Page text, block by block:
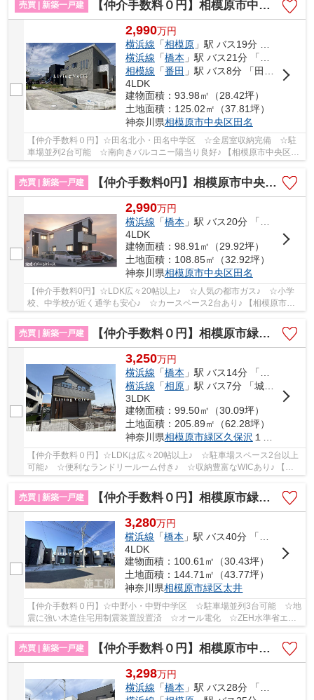
売買 | 新築一戸建
【仲介手数料０円】相模原市中央区田名 新築一戸建て 全3棟
2,990万円
横浜線 「相模原」駅 バス19分 「田名坂上」 停歩10分
横浜線 「橋本 」駅 バス21分 「雨窪（神奈川県）」 停歩11分
相模線 「番田 」駅 バス8分 「田名バスターミナル」 停歩14分
4LDK
建物面積：93.98㎡（28.42坪）
土地面積：125.02㎡（37.81坪）
神奈川県相模原市中央区田名
【仲介手数料０円】☆田名北小・田名中学区 ☆全居室収納完備 ☆駐
車場並列2台可能 ☆南向きバルコニー陽当り良好♪ 【相模原市中央区の
売買 | 新築一戸建
【仲介手数料0円】相模原市中央区田名3期 新築一戸建て 全２棟
2,990万円
横浜線 「橋本 」駅 バス20分 「上四ツ谷」 停歩2分
4LDK
建物面積：98.91㎡（29.92坪）
土地面積：108.85㎡（32.92坪）
神奈川県相模原市中央区田名
【仲介手数料0円】☆LDK広々20帖以上♪ ☆人気の都市ガス♪ ☆小学
校、中学校が近く通学も安心♪ ☆カースペース2台あり♪ 【相模原市中
売買 | 新築一戸建
【仲介手数料０円】相模原市緑区久保沢1丁目 新築一戸建て 4号棟
3,250万円
横浜線 「橋本 」駅 バス14分 「城山総合事務所入口」 停歩3分
横浜線 「相原」駅 バス7分 「城山総合事務所入口」 停歩3分
3LDK
建物面積：99.50㎡（30.09坪）
土地面積：205.89㎡（62.28坪）
神奈川県相模原市緑区久保沢 １丁目2560-7
【仲介手数料０円】☆LDKは広々20帖以上♪ ☆駐車場スペース2台以上
可能♪ ☆便利なランドリールーム付き♪ ☆収納豊富なWICあり♪ 【相
売買 | 新築一戸建
【仲介手数料０円】相模原市緑区太井ⅩⅧ 新築一戸建て 1号棟 全3区画
3,280万円
横浜線 「橋本 」駅 バス40分 「小網（神奈川県）」 停歩2分
4LDK
建物面積：100.61㎡（30.43坪）
土地面積：144.71㎡（43.77坪）
神奈川県相模原市緑区太井
【仲介手数料０円】☆中野小・中野中学区 ☆駐車場並列3台可能 ☆地
震に強い木造住宅用制震装置設置済 ☆オール電化 ☆ZEH水準省エネ
住宅 ☆1年中快適！断熱性能等級6 ☆南向きバルコニ...
売買 | 新築一戸建
【仲介手数料０円】相模原市中央区田名 新築一戸建て 全19区画
3,298万円
横浜線 「橋本 」駅 バス28分 「田名バスターミナル」 停歩9分